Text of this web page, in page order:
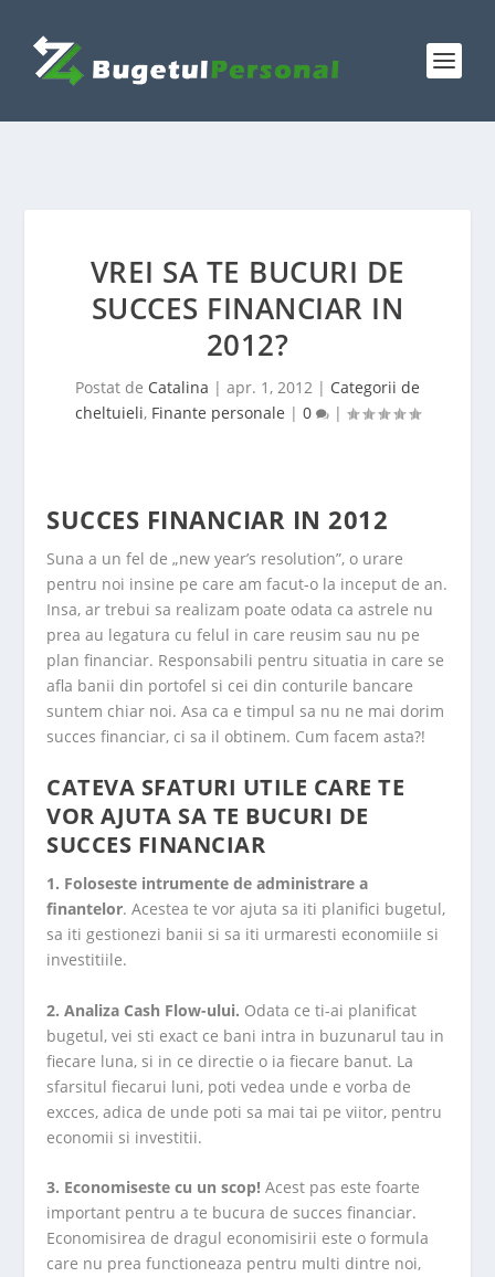
VREI SA TE BUCURI DE
SUCCES FINANCIAR IN
2012?
Postat de Catalina | apr. 1, 2012 | Categorii de
cheltuieli, Finante personale | 0 |
SUCCES FINANCIAR IN 2012
Suna a un fel de „new year’s resolution”, o urare
pentru noi insine pe care am facut-o la inceput de an.
Insa, ar trebui sa realizam poate odata ca astrele nu
prea au legatura cu felul in care reusim sau nu pe
plan financiar. Responsabili pentru situatia in care se
afla banii din portofel si cei din conturile bancare
suntem chiar noi. Asa ca e timpul sa nu ne mai dorim
succes financiar, ci sa il obtinem. Cum facem asta?!
CATEVA SFATURI UTILE CARE TE
VOR AJUTA SA TE BUCURI DE
SUCCES FINANCIAR
1. Foloseste intrumente de administrare a
finantelor. Acestea te vor ajuta sa iti planifici bugetul,
sa iti gestionezi banii si sa iti urmaresti economiile si
investitiile.
2. Analiza Cash Flow-ului. Odata ce ti-ai planificat
bugetul, vei sti exact ce bani intra in buzunarul tau in
fiecare luna, si in ce directie o ia fiecare banut. La
sfarsitul fiecarui luni, poti vedea unde e vorba de
excces, adica de unde poti sa mai tai pe viitor, pentru
economii si investitii.
3. Economiseste cu un scop! Acest pas este foarte
important pentru a te bucura de succes financiar.
Economisirea de dragul economisirii este o formula
care nu prea functioneaza pentru multi dintre noi,